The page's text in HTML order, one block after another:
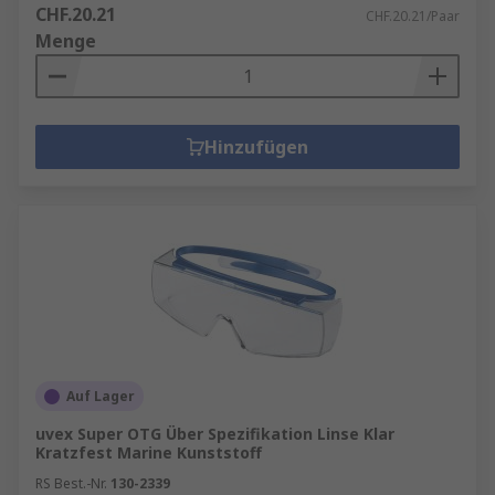
CHF.20.21 CHF.20.21/Paar
Menge
Hinzufügen
Auf Lager
uvex Super OTG Über Spezifikation Linse Klar
Kratzfest Marine Kunststoff
RS Best.-Nr. 130-2339